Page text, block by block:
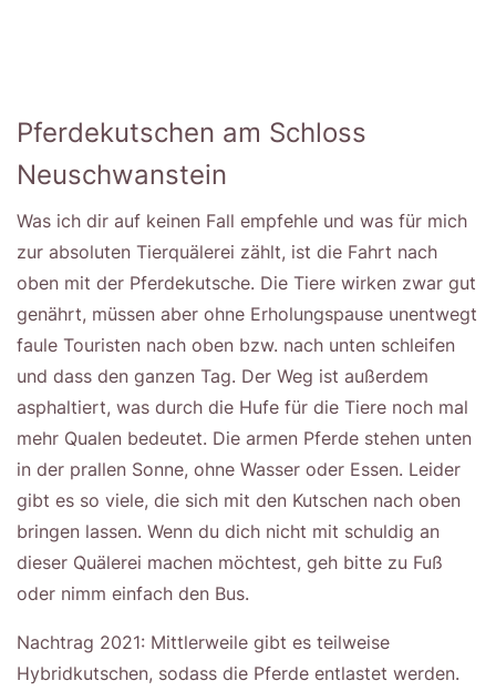
Pferdekutschen am Schloss
Neuschwanstein
Was ich dir auf keinen Fall empfehle und was für mich
zur absoluten Tierquälerei zählt, ist die Fahrt nach
oben mit der Pferdekutsche. Die Tiere wirken zwar gut
genährt, müssen aber ohne Erholungspause unentwegt
faule Touristen nach oben bzw. nach unten schleifen
und dass den ganzen Tag. Der Weg ist außerdem
asphaltiert, was durch die Hufe für die Tiere noch mal
mehr Qualen bedeutet. Die armen Pferde stehen unten
in der prallen Sonne, ohne Wasser oder Essen. Leider
gibt es so viele, die sich mit den Kutschen nach oben
bringen lassen. Wenn du dich nicht mit schuldig an
dieser Quälerei machen möchtest, geh bitte zu Fuß
oder nimm einfach den Bus.
Nachtrag 2021: Mittlerweile gibt es teilweise
Hybridkutschen, sodass die Pferde entlastet werden.